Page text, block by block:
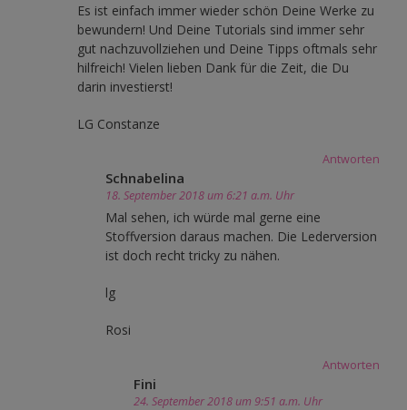
Es ist einfach immer wieder schön Deine Werke zu
bewundern! Und Deine Tutorials sind immer sehr
gut nachzuvollziehen und Deine Tipps oftmals sehr
hilfreich! Vielen lieben Dank für die Zeit, die Du
darin investierst!
LG Constanze
Antworten
Schnabelina
18. September 2018 um 6:21 a.m. Uhr
Mal sehen, ich würde mal gerne eine
Stoffversion daraus machen. Die Lederversion
ist doch recht tricky zu nähen.
lg
Rosi
Antworten
Fini
24. September 2018 um 9:51 a.m. Uhr